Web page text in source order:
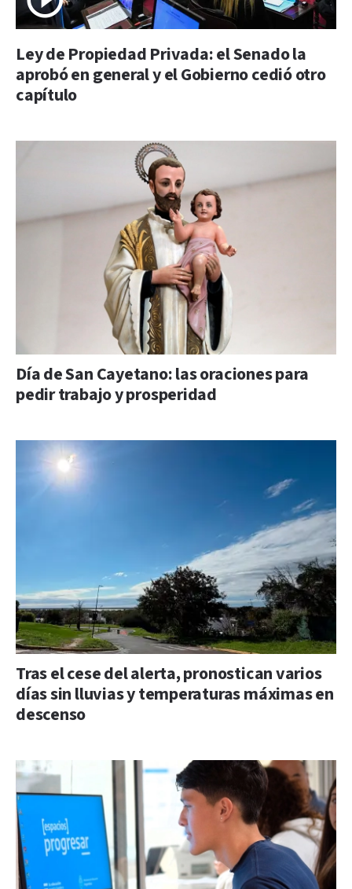
Ley de Propiedad Privada: el Senado la
aprobó en general y el Gobierno cedió otro
capítulo
Día de San Cayetano: las oraciones para
pedir trabajo y prosperidad
Tras el cese del alerta, pronostican varios
días sin lluvias y temperaturas máximas en
descenso